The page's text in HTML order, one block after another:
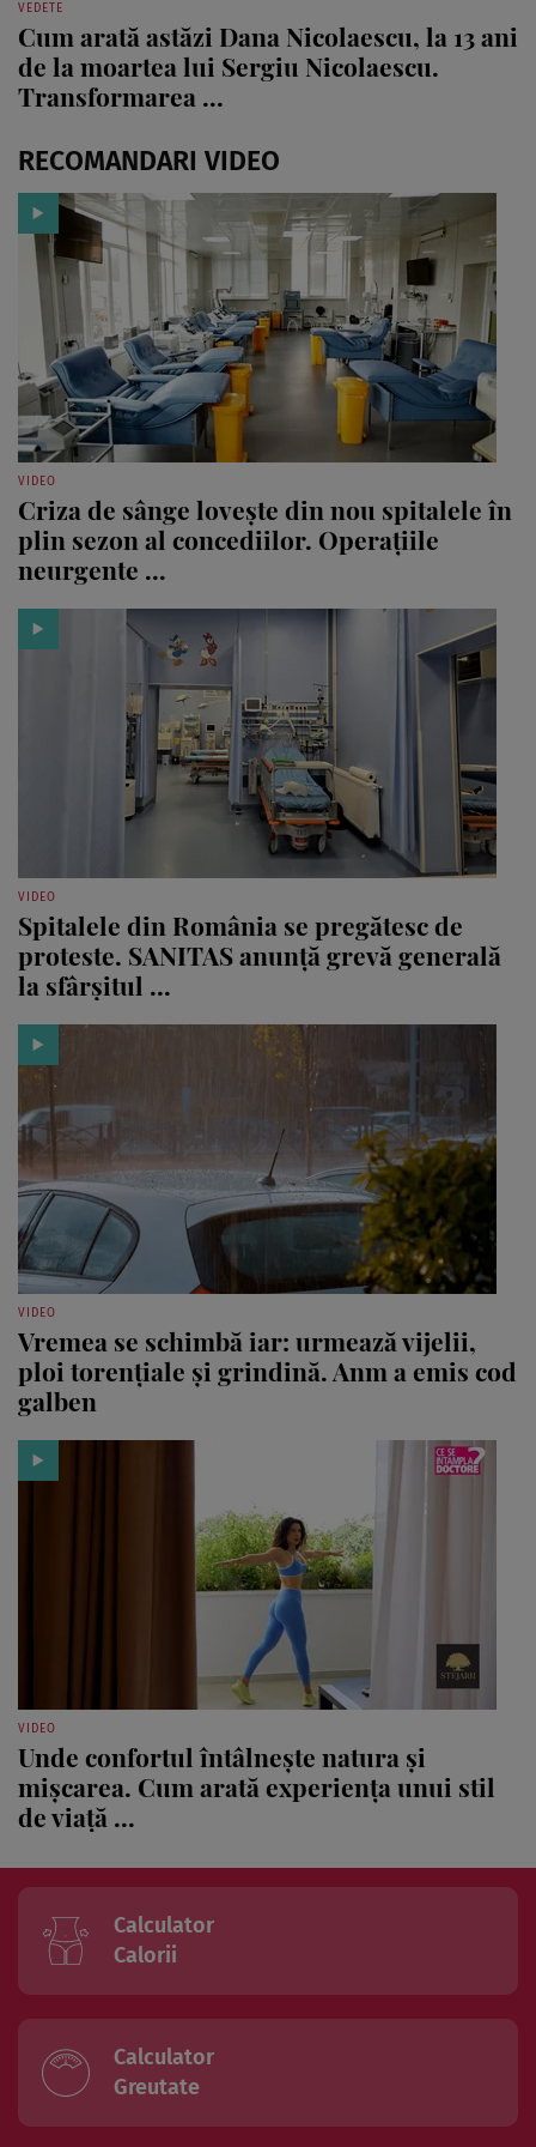
VEDETE
Cum arată astăzi Dana Nicolaescu, la 13 ani
de la moartea lui Sergiu Nicolaescu.
Transformarea ...
RECOMANDARI VIDEO
VIDEO
Criza de sânge lovește din nou spitalele în
plin sezon al concediilor. Operațiile
neurgente ...
VIDEO
Spitalele din România se pregătesc de
proteste. SANITAS anunță grevă generală
la sfârșitul ...
VIDEO
Vremea se schimbă iar: urmează vijelii,
ploi torențiale și grindină. Anm a emis cod
galben
VIDEO
Unde confortul întâlnește natura și
mișcarea. Cum arată experiența unui stil
de viață ...
Calculator
Calorii
Calculator
Greutate